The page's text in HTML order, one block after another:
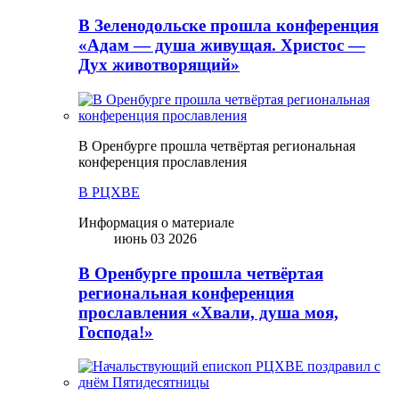
В Зеленодольске прошла конференция
«Адам — душа живущая. Христос —
Дух животворящий»
В Оренбурге прошла четвёртая региональная
конференция прославления
В РЦХВЕ
Информация о материале
июнь 03 2026
В Оренбурге прошла четвёртая
региональная конференция
прославления «Хвали, душа моя,
Господа!»